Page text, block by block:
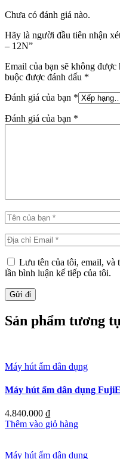
Chưa có đánh giá nào.
Hãy là người đầu tiên nhận
– 12N”
Email của bạn sẽ không
buộc được đánh dấu *
Đánh giá của bạn *
Đánh giá của bạn *
Lưu tên của tôi, email, và
lần bình luận kế tiếp của tôi.
Sản phẩm tương
Máy hút ẩm dân dụng
Máy hút ẩm dân dụng
4.840.000 ₫
Thêm vào giỏ hàng
Máy hút ẩm dân dụng